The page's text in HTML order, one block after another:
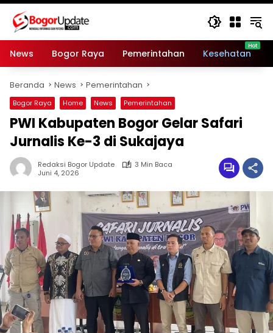
News Bogor Raya Pemerintahan Kesehatan
Beranda News Pemerintahan
Bogor Raya Home News Pemerintahan
PWI Kabupaten Bogor Gelar Safari
Jurnalis Ke-3 di Sukajaya
Redaksi Bogor Update
3 Min Baca
Juni 4, 2026